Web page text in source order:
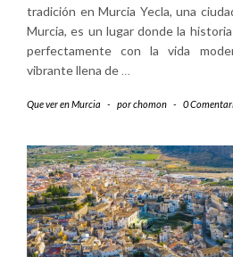
tradición en Murcia Yecla, una
Murcia, es un lugar donde la
perfectamente con la vida
vibrante llena de …
Que ver en Murcia - porchomon - 0